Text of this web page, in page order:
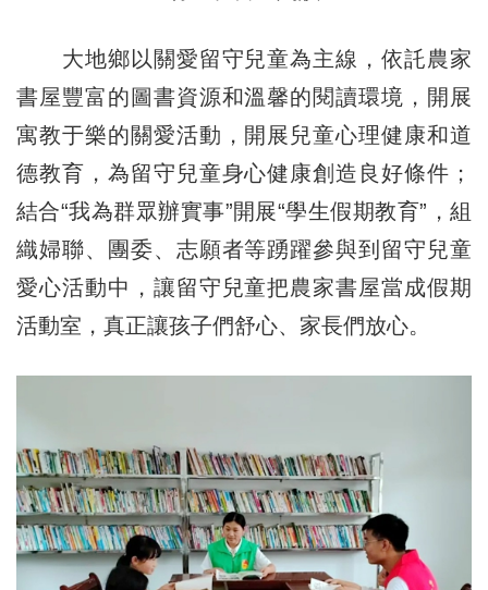
大地鄉以關愛留守兒童為主線，依託農家
書屋豐富的圖書資源和溫馨的閱讀環境，開展
寓教于樂的關愛活動，開展兒童心理健康和道
德教育，為留守兒童身心健康創造良好條件；
結合“我為群眾辦實事”開展“學生假期教育”，組
織婦聯、團委、志願者等踴躍參與到留守兒童
愛心活動中，讓留守兒童把農家書屋當成假期
活動室，真正讓孩子們舒心、家長們放心。